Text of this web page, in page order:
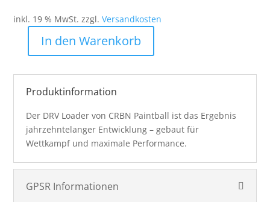
inkl. 19 % MwSt. zzgl.Versandkosten
Loader
Menge
In den Warenkorb
Produktinformation
Der DRV Loader von CRBN Paintball ist das Ergebnis
jahrzehntelanger Entwicklung – gebaut für
Wettkampf und maximale Performance.
GPSR Informationen